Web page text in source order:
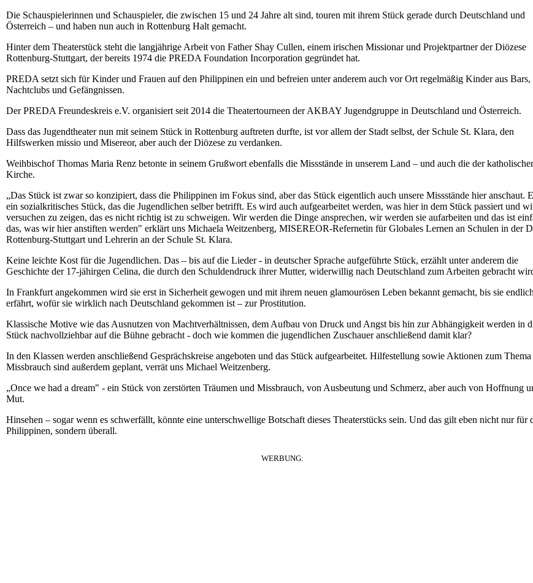
Die Schauspielerinnen und Schauspieler, die zwischen 15 und 24 Jahre alt sind, touren mit ihrem Stück gerade durch Deutschland und
Österreich – und haben nun auch in Rottenburg Halt gemacht.
Hinter dem Theaterstück steht die langjährige Arbeit von Father Shay Cullen, einem irischen Missionar und Projektpartner der Diözese
Rottenburg-Stuttgart, der bereits 1974 die PREDA Foundation Incorporation gegründet hat.
PREDA setzt sich für Kinder und Frauen auf den Philippinen ein und befreien unter anderem auch vor Ort regelmäßig Kinder aus Bars,
Nachtclubs und Gefängnissen.
Der PREDA Freundeskreis e.V. organisiert seit 2014 die Theatertourneen der AKBAY Jugendgruppe in Deutschland und Österreich.
Dass das Jugendtheater nun mit seinem Stück in Rottenburg auftreten durfte, ist vor allem der Stadt selbst, der Schule St. Klara, den
Hilfswerken missio und Misereor, aber auch der Diözese zu verdanken.
Weihbischof Thomas Maria Renz betonte in seinem Grußwort ebenfalls die Missstände in unserem Land – und auch die der
Kirche.
„Das Stück ist zwar so konzipiert, dass die Philippinen im Fokus sind, aber das Stück eigentlich auch unsere Missstände hier anschaut.
ein sozialkritisches Stück, das die Jugendlichen selber betrifft. Es wird auch aufgearbeitet werden, was hier in dem Stück passiert und
versuchen zu zeigen, das es nicht richtig ist zu schweigen. Wir werden die Dinge ansprechen, wir werden sie aufarbeiten und das ist
das, was wir hier anstiften werden" erklärt uns Michaela Weitzenberg, MISEREOR-Refernetin für Globales Lernen an Schulen in der
Rottenburg-Stuttgart und Lehrerin an der Schule St. Klara.
Keine leichte Kost für die Jugendlichen. Das – bis auf die Lieder - in deutscher Sprache aufgeführte Stück, erzählt unter anderem die
Geschichte der 17-jähirgen Celina, die durch den Schuldendruck ihrer Mutter, widerwillig nach Deutschland zum Arbeiten gebracht
In Frankfurt angekommen wird sie erst in Sicherheit gewogen und mit ihrem neuen glamourösen Leben bekannt gemacht, bis sie endlich
erfährt, wofür sie wirklich nach Deutschland gekommen ist – zur Prostitution.
Klassische Motive wie das Ausnutzen von Machtverhältnissen, dem Aufbau von Druck und Angst bis hin zur Abhängigkeit werden in
Stück nachvollziehbar auf die Bühne gebracht - doch wie kommen die jugendlichen Zuschauer anschließend damit klar?
In den Klassen werden anschließend Gesprächskreise angeboten und das Stück aufgearbeitet. Hilfestellung sowie Aktionen zum Thema
Missbrauch sind außerdem geplant, verrät uns Michael Weitzenberg.
„Once we had a dream" - ein Stück von zerstörten Träumen und Missbrauch, von Ausbeutung und Schmerz, aber auch von Hoffnung
Mut.
Hinsehen – sogar wenn es schwerfällt, könnte eine unterschwellige Botschaft dieses Theaterstücks sein. Und das gilt eben nicht nur für
Philippinen, sondern überall.
WERBUNG: